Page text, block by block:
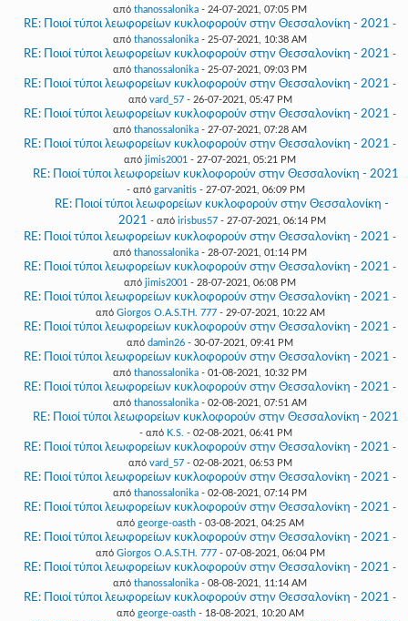
από thanossalonika - 24-07-2021, 07:05 PM
RE: Ποιοί τύποι λεωφορείων κυκλοφορούν στην Θεσσαλονίκη - 2021 -
από thanossalonika - 25-07-2021, 10:38 AM
RE: Ποιοί τύποι λεωφορείων κυκλοφορούν στην Θεσσαλονίκη - 2021 -
από thanossalonika - 25-07-2021, 09:03 PM
RE: Ποιοί τύποι λεωφορείων κυκλοφορούν στην Θεσσαλονίκη - 2021 -
από vard_57- 26-07-2021, 05:47 PM
RE: Ποιοί τύποι λεωφορείων κυκλοφορούν στην Θεσσαλονίκη - 2021 -
από thanossalonika - 27-07-2021, 07:28 AM
RE: Ποιοί τύποι λεωφορείων κυκλοφορούν στην Θεσσαλονίκη - 2021 -
από jimis2001 - 27-07-2021, 05:21 PM
RE: Ποιοί τύποι λεωφορείων κυκλοφορούν στην Θεσσαλονίκη - 2021
- από garvanitis - 27-07-2021, 06:09 PM
RE: Ποιοί τύποι λεωφορείων κυκλοφορούν στην Θεσσαλονίκη -
2021 - από irisbus57- 27-07-2021, 06:14 PM
RE: Ποιοί τύποι λεωφορείων κυκλοφορούν στην Θεσσαλονίκη - 2021 -
από thanossalonika - 28-07-2021, 01:14 PM
RE: Ποιοί τύποι λεωφορείων κυκλοφορούν στην Θεσσαλονίκη - 2021 -
από jimis2001 - 28-07-2021, 06:08 PM
RE: Ποιοί τύποι λεωφορείων κυκλοφορούν στην Θεσσαλονίκη - 2021 -
από Giorgos O.A.S.TH. 777- 29-07-2021, 10:22 AM
RE: Ποιοί τύποι λεωφορείων κυκλοφορούν στην Θεσσαλονίκη - 2021 -
από damin26 - 30-07-2021, 09:41 PM
RE: Ποιοί τύποι λεωφορείων κυκλοφορούν στην Θεσσαλονίκη - 2021 -
από thanossalonika - 01-08-2021, 10:32 PM
RE: Ποιοί τύποι λεωφορείων κυκλοφορούν στην Θεσσαλονίκη - 2021 -
από thanossalonika - 02-08-2021, 07:51 AM
RE: Ποιοί τύποι λεωφορείων κυκλοφορούν στην Θεσσαλονίκη - 2021
- από K.S. - 02-08-2021, 06:41 PM
RE: Ποιοί τύποι λεωφορείων κυκλοφορούν στην Θεσσαλονίκη - 2021 -
από vard_57- 02-08-2021, 06:53 PM
RE: Ποιοί τύποι λεωφορείων κυκλοφορούν στην Θεσσαλονίκη - 2021 -
από thanossalonika - 02-08-2021, 07:14 PM
RE: Ποιοί τύποι λεωφορείων κυκλοφορούν στην Θεσσαλονίκη - 2021 -
από george-oasth- 03-08-2021, 04:25 AM
RE: Ποιοί τύποι λεωφορείων κυκλοφορούν στην Θεσσαλονίκη - 2021 -
από Giorgos O.A.S.TH. 777- 07-08-2021, 06:04 PM
RE: Ποιοί τύποι λεωφορείων κυκλοφορούν στην Θεσσαλονίκη - 2021 -
από thanossalonika - 08-08-2021, 11:14 AM
RE: Ποιοί τύποι λεωφορείων κυκλοφορούν στην Θεσσαλονίκη - 2021 -
από george-oasth- 18-08-2021, 10:20 AM